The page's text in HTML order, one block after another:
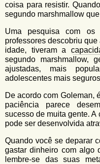
coisa para resistir.
segundo marshmallow
Uma pesquisa com
professores descobriu
idade, tiveram a
segundo marshmallow,
ajustadas, mais
adolescentes mais
De acordo com Goleman,
paciência parece
sucesso de muita gente. A
pode ser desenvolvida
Quando você se deparar
gastar dinheiro com algo
lembre-se das suas